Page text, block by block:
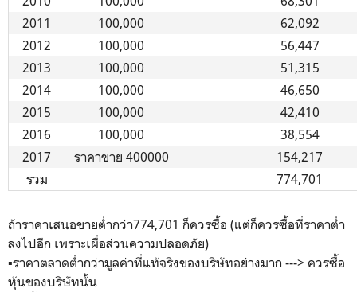
2011
100,000
62,092
2012
100,000
56,447
2013
100,000
51,315
2014
100,000
46,650
2015
100,000
42,410
2016
100,000
38,554
2017
ราคาขาย 400000
154,217
รวม
774,701
ถ้าราคาเสนอขายต่ำกว่า774,701 ก็ควรซื้อ (แต่ก็ควรซื้อที่ราคาต่ำ
ลงไปอีก เพราะเผื่อส่วนความปลอดภัย)
▪️ราคาตลาดต่ำกว่ามูลค่าที่แท้จริงของบริษัทอย่างมาก ---> ควรซื้อ
หุ้นของบริษัทนั้น